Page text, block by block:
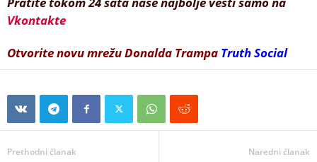
Vkontakte
Otvorite novu mrežu Donalda Trampa Truth Social
Prethodni članak Naredni članak